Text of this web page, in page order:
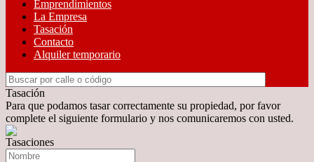
Emprendimientos
La Empresa
Tasación
Contacto
Alquiler temporario
Tasación
Para que podamos tasar correctamente su propiedad, por favor
complete el siguiente formulario y nos comunicaremos con usted.
Tasaciones